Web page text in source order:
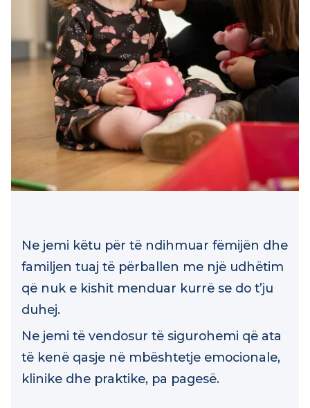
Ne jemi këtu për të ndihmuar fëmijën dhe
familjen tuaj të përballen me një udhëtim
që nuk e kishit menduar kurrë se do t’ju
duhej.
Ne jemi të vendosur të sigurohemi që ata
të kenë qasje në mbështetje emocionale,